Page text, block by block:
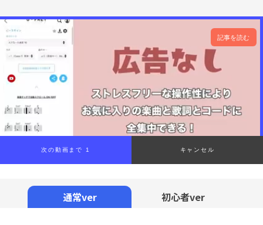
記事を読む
次の動画まで 1 キャンセル
通常ver 初心者ver